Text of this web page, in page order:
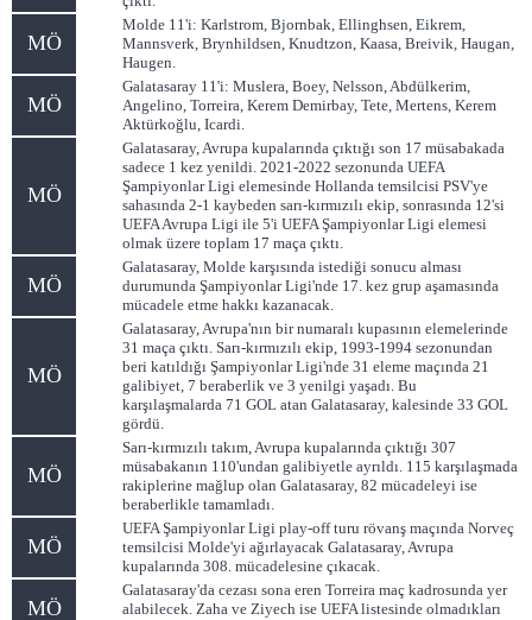
MÖ
Molde 11'i: Karlstrom, Bjornbak, Ellinghsen, Eikrem,
Mannsverk, Brynhildsen, Knudtzon, Kaasa, Breivik, Haugan,
Haugen.
MÖ
Galatasaray 11'i: Muslera, Boey, Nelsson, Abdülkerim,
Angelino, Torreira, Kerem Demirbay, Tete, Mertens, Kerem
Aktürkoğlu, Icardi.
MÖ
Galatasaray, Avrupa kupalarında çıktığı son 17 müsabakada
sadece 1 kez yenildi. 2021-2022 sezonunda UEFA
Şampiyonlar Ligi elemesinde Hollanda temsilcisi PSV'ye
sahasında 2-1 kaybeden sarı-kırmızılı ekip, sonrasında 12'si
UEFA Avrupa Ligi ile 5'i UEFA Şampiyonlar Ligi elemesi
olmak üzere toplam 17 maça çıktı.
MÖ
Galatasaray, Molde karşısında istediği sonucu alması
durumunda Şampiyonlar Ligi'nde 17. kez grup aşamasında
mücadele etme hakkı kazanacak.
MÖ
Galatasaray, Avrupa'nın bir numaralı kupasının elemelerinde
31 maça çıktı. Sarı-kırmızılı ekip, 1993-1994 sezonundan
beri katıldığı Şampiyonlar Ligi'nde 31 eleme maçında 21
galibiyet, 7 beraberlik ve 3 yenilgi yaşadı. Bu
karşılaşmalarda 71 GOL atan Galatasaray, kalesinde 33 GOL
gördü.
MÖ
Sarı-kırmızılı takım, Avrupa kupalarında çıktığı 307
müsabakanın 110'undan galibiyetle ayrıldı. 115 karşılaşmada
rakiplerine mağlup olan Galatasaray, 82 mücadeleyi ise
beraberlikle tamamladı.
MÖ
UEFA Şampiyonlar Ligi play-off turu rövanş maçında Norveç
temsilcisi Molde'yi ağırlayacak Galatasaray, Avrupa
kupalarında 308. mücadelesine çıkacak.
MÖ
Galatasaray'da cezası sona eren Torreira maç kadrosunda yer
alabilecek. Zaha ve Ziyech ise UEFA listesinde olmadıkları